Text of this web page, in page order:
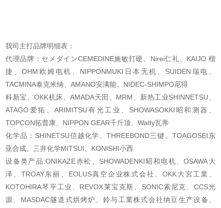
我司主打品牌明细表：
代理品牌：セメダインCEMEDINE施敏打硬、Nirei仁礼、KAIJO 楷
捷、OHM欧姆电机、 NIPPONMUKI日本无机、SUIDEN瑞电、
TACMINA泰克米纳、AMANO安满能、NIDEC-SHIMPO尼得
科新宝、OKK机床、AMADA天田、MRM、新热工业SHINNETSU、
ATAGO爱拓、ARIMITSU有光工 业、SHOWASOKKI昭和测器、
TOPCON拓普康、NIPPON GEAR千斤顶、Watty瓦蒂
化学品：SHINETSU信越化学、THREEBOND三键、TOAGOSEI东
亚合成、三井化学MITSUI、 KONISHI小西
设备类产品:ONIKAZE赤松、SHOWADENKI昭和电机、OSAWA大
泽、TROAY东丽、EOLUS真空企业株式会社、OKK大宮工業、
KOTOHIRA琴平工业、REVOX莱宝克斯、SONIC索尼克、CCS光
源、 MASDAC隧道式烘烤炉、鈴与工業株式会社纳豆生产设备、